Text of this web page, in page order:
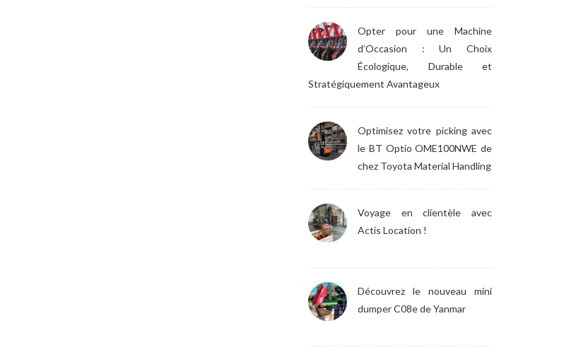
Opter pour une Machine
d’Occasion : Un Choix
Écologique, Durable et
Stratégiquement Avantageux
Optimisez votre picking avec
le BT Optio OME100NWE de
chez Toyota Material Handling
Voyage en clientèle avec
Actis Location !
Découvrez le nouveau mini
dumper C08e de Yanmar